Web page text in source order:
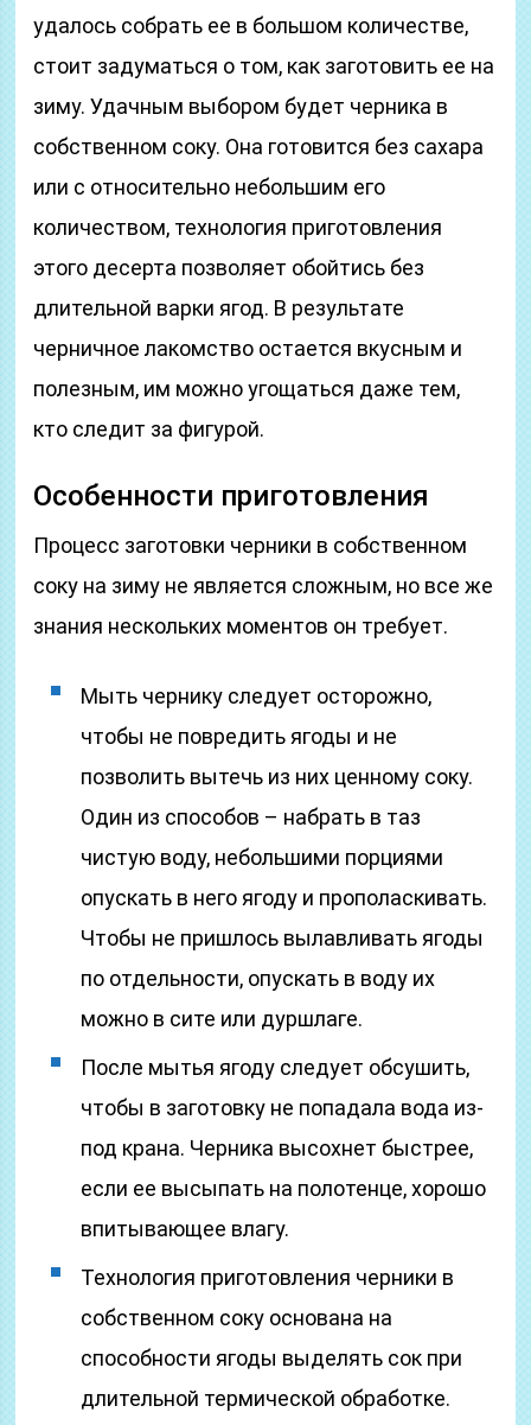
удалось собрать ее в большом количестве,
стоит задуматься о том, как заготовить ее на
зиму. Удачным выбором будет черника в
собственном соку. Она готовится без сахара
или с относительно небольшим его
количеством, технология приготовления
этого десерта позволяет обойтись без
длительной варки ягод. В результате
черничное лакомство остается вкусным и
полезным, им можно угощаться даже тем,
кто следит за фигурой.
Особенности приготовления
Процесс заготовки черники в собственном
соку на зиму не является сложным, но все же
знания нескольких моментов он требует.
Мыть чернику следует осторожно,
чтобы не повредить ягоды и не
позволить вытечь из них ценному соку.
Один из способов – набрать в таз
чистую воду, небольшими порциями
опускать в него ягоду и прополаскивать.
Чтобы не пришлось вылавливать ягоды
по отдельности, опускать в воду их
можно в сите или дуршлаге.
После мытья ягоду следует обсушить,
чтобы в заготовку не попадала вода из-
под крана. Черника высохнет быстрее,
если ее высыпать на полотенце, хорошо
впитывающее влагу.
Технология приготовления черники в
собственном соку основана на
способности ягоды выделять сок при
длительной термической обработке.